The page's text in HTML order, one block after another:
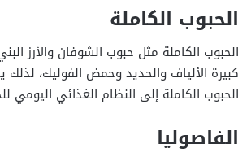
الحبوب الكاملة
الحبوب الكاملة مثل حبوب الشوفان والأرز
كبيرة الألياف والحديد وحمض الفوليك، لذلك
الحبوب الكاملة إلى النظام الغذائي اليومي
الفاصوليا